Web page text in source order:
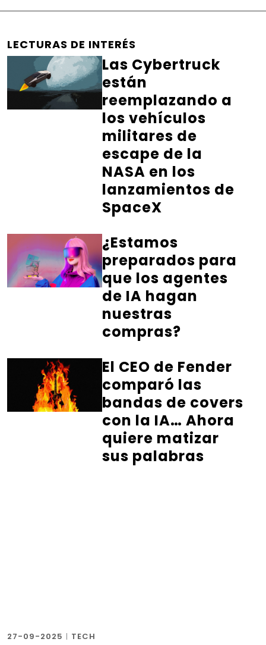
LECTURAS DE INTERÉS
Las Cybertruck
están
reemplazando a
los vehículos
militares de
escape de la
NASA en los
lanzamientos de
SpaceX
¿Estamos
preparados para
que los agentes
de IA hagan
nuestras
compras?
El CEO de Fender
comparó las
bandas de covers
con la IA… Ahora
quiere matizar
sus palabras
27-09-2025 | TECH